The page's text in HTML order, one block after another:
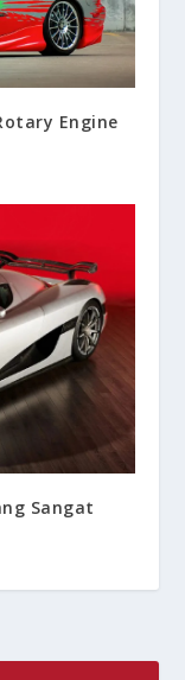
Engine
Sangat